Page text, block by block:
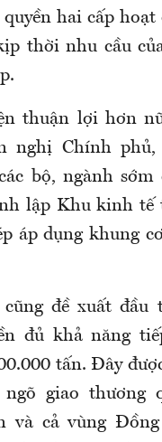
hai cấp hoạt
thời nhu cầu
thuận lợi hơn
nghị Chính phủ,
bộ, ngành sớm
lập Khu kinh tế
áp dụng khung
đề xuất đầu
đủ khả năng
tấn. Đây
giao thương
và cả vùng Đồng